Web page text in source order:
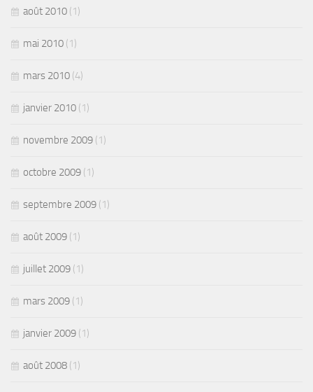
août 2010 (1)
mai 2010 (1)
mars 2010 (4)
janvier 2010 (1)
novembre 2009 (1)
octobre 2009 (1)
septembre 2009 (1)
août 2009 (1)
juillet 2009 (1)
mars 2009 (1)
janvier 2009 (1)
août 2008 (1)